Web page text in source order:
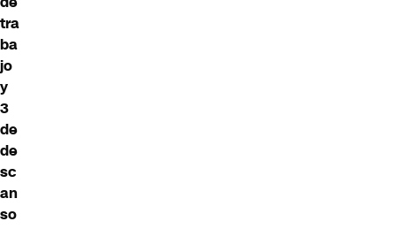
tra
ba
jo
y
3
de
de
sc
an
so